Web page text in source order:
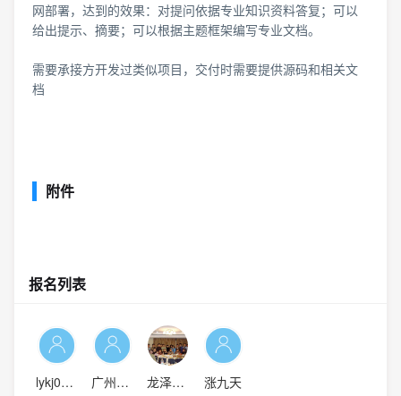
网部署，达到的效果：对提问依据专业知识资料答复；可以
给出提示、摘要；可以根据主题框架编写专业文档。
需要承接方开发过类似项目，交付时需要提供源码和相关文
档
附件
报名列表
lykj0317 广州众原 龙泽网络 涨九天